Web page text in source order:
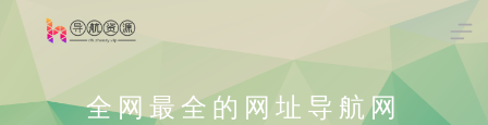
全网最全的网址导航网